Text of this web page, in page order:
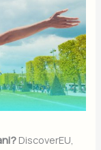
DiscoverEU,